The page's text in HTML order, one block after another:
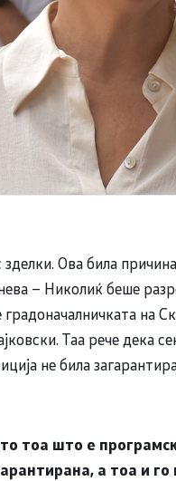
Ова била
– Николиќ беше
на
Таа рече дека
не била
тоа што е
а тоа и